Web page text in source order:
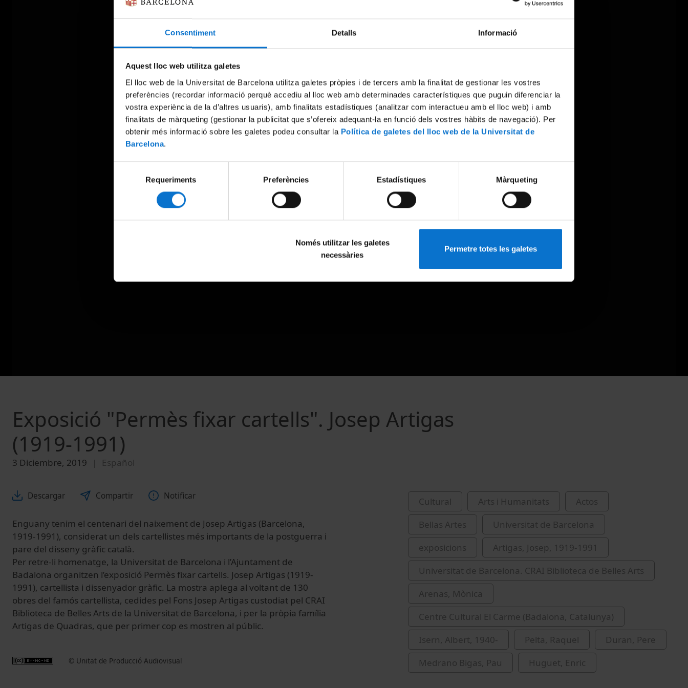
Consentiment Detalls Informació
Aquest lloc web utilitza galetes
El lloc web de la Universitat de Barcelona utilitza galetes pròpies i de tercers amb la finalitat de gestionar les vostres
preferències (recordar informació perquè accediu al lloc web amb determinades característiques que puguin diferenciar la
vostra experiència de la d’altres usuaris), amb finalitats estadístiques (analitzar com interactueu amb el lloc web) i amb
finalitats de màrqueting (gestionar la publicitat que s’ofereix adequant-la en funció dels vostres hàbits de navegació). Per
obtenir més informació sobre les galetes podeu consultar la Política de galetes del lloc web de la Universitat de
Barcelona.
consentiment
Requeriments Preferències Estadístiques Màrqueting
Només utilitzar les galetes
necessàries
Permetre totes les galetes
Try again
Exposició "Permès fixar cartells". Josep Artigas
(1919-1991)
3 Diciembre, 2019 Español
Descargar Compartir Notificar
Enguany tenim el centenari del naixement de Josep Artigas (Barcelona,
1919-1991), considerat un dels cartellistes més importants de la postguerra i
pare del disseny gràfic català.
Per retre-li homenatge, la Universitat de Barcelona i l’Ajuntament de
Badalona organitzen l’exposició Permès fixar cartells. Josep Artigas (1919-
1991), cartellista i dissenyador gràfic. La mostra aplega al voltant de 130
obres del famós cartellista, cedides pel Fons Josep Artigas custodiat pel CRAI
Biblioteca de Belles Arts de la Universitat de Barcelona, i per la pròpia família
Artigas de Quadras, que per primer cop es mostren al públic.
© Unitat de Producció Audiovisual
Cultural Arts i Humanitats
Actos
Bellas Artes
Universitat de Barcelona
exposicions
Artigas, Josep, 1919-1991
Universitat de Barcelona. CRAI Biblioteca de Belles Arts
Arenas, Mònica
Centre Cultural El Carme (Badalona, Catalunya)
Isern, Albert, 1940-
Pelta, Raquel
Duran, Pere
Medrano Bigas, Pau
Huguet, Enric